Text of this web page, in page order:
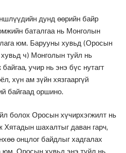
дунд өөрийн байр
баталгаа нь Монголын
юм. Барууны хувьд (Оросын
ч) Монголын туйл нь
учир нь энэ бүс нутагт
хүн ам зүйн хязгааргүй
байгаад оршино.
болох Оросын хүчирхэгжилт нь
Хятадын шахалтыг даван гарч,
онцлог байдлыг хадгалах